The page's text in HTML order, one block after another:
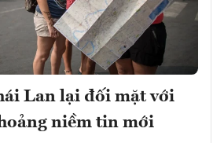
Lan lại đối mặt với
niềm tin mới